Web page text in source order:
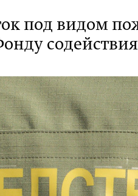
под видом